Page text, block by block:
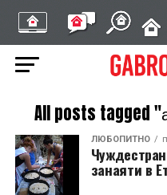
All posts tagged
ЛЮБОПИТНО
занаяти в